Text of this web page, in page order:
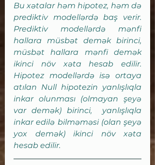
Bu xətalar həm hipotez, həm də
prediktiv modellərdə baş verir.
Prediktiv modellərdə mənfi
hallara müsbət demək birinci,
müsbət hallara mənfi demək
ikinci növ xəta hesab edilir.
Hipotez modellərdə isə ortaya
atılan Null hipotezin yanlışlıqla
inkar olunması (olmayan şeyə
var demək) birinci,  yanlışlıqla
inkar edilə bilməməsi (olan şeyə
yox demək) ikinci növ xəta
hesab edilir.